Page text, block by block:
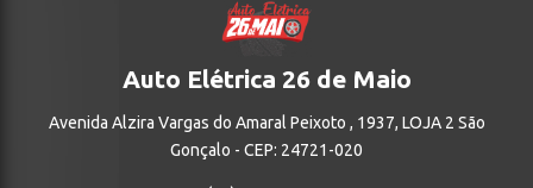
Auto Elétrica 26 de Maio
Avenida Alzira Vargas do Amaral Peixoto , 1937, LOJA 2 São
Gonçalo - CEP: 24721-020